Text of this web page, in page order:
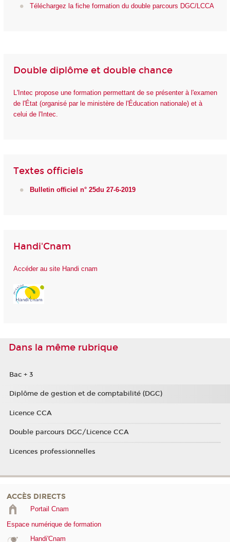
Téléchargez la fiche formation du double parcours DGC/LCCA
Double diplôme et double chance
L'Intec propose une formation permettant de se présenter à l'examen
de l'État (organisé par le ministère de l'Éducation nationale) et à
celui de l'Intec.
Textes officiels
Bulletin officiel n° 25du 27-6-2019
Handi'Cnam
Accéder au site Handi cnam
Dans la même rubrique
Bac + 3
Diplôme de gestion et de comptabilité (DGC)
Licence CCA
Double parcours DGC/Licence CCA
Licences professionnelles
ACCÈS DIRECTS
Portail Cnam
Espace numérique de formation
Handi'Cnam